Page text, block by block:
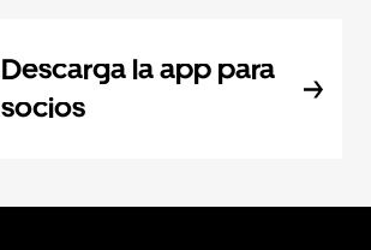
Descarga la app para
socios